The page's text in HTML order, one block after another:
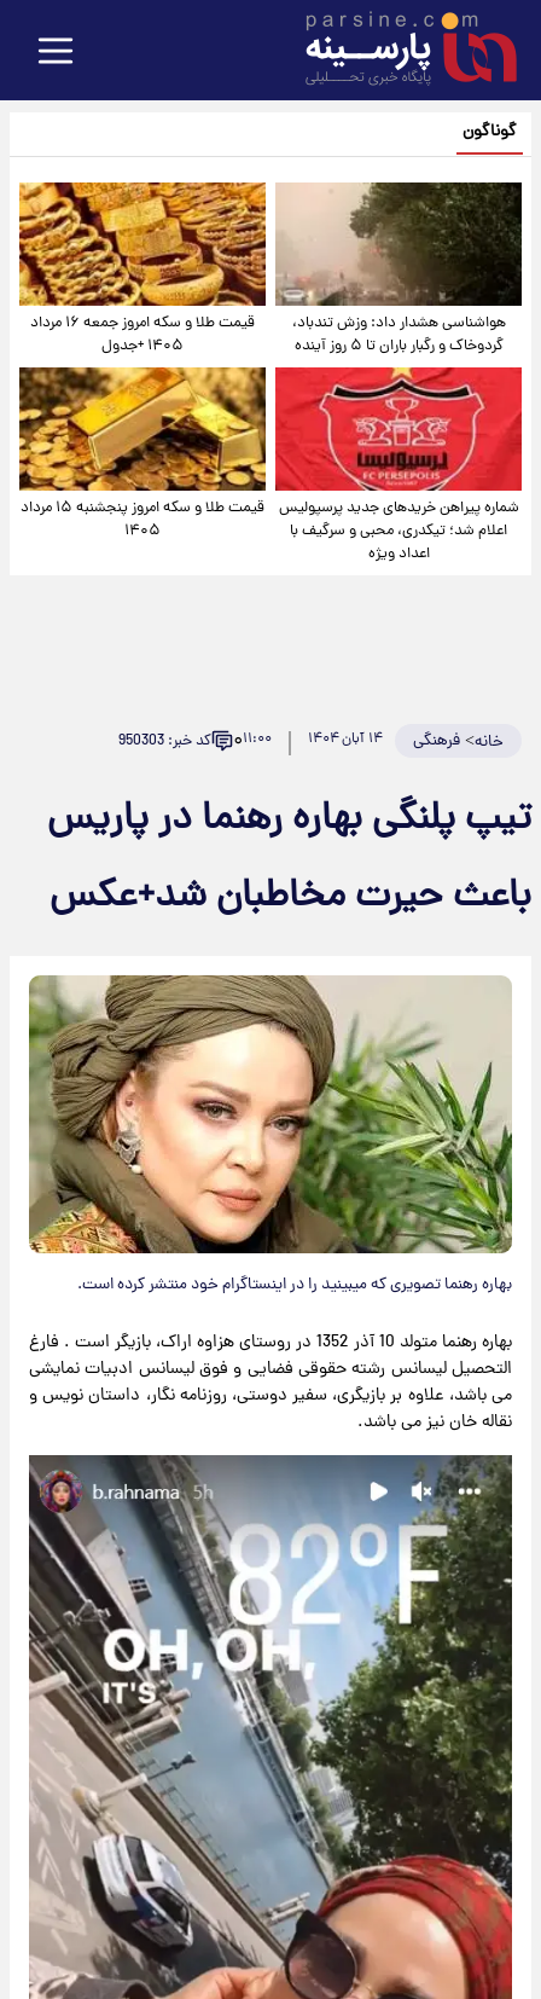
گوناگون
هواشناسی هشدار داد: وزش تندباد،
گردوخاک و رگبار باران تا ۵ روز آینده
قیمت طلا و سکه امروز جمعه ۱۶ مرداد
۱۴۰۵ +جدول
شماره پیراهن خریدهای جدید پرسپولیس
اعلام شد؛ تیکدری، محبی و سرگیف با
اعداد ویژه
قیمت طلا و سکه امروز پنجشنبه ۱۵ مرداد
۱۴۰۵
خانه>فرهنگی ۱۴ آبان ۱۴۰۴ ۱۱:۰۰۰ کد خبر: 950303
تیپ پلنگی بهاره رهنما در پاریس
باعث حیرت مخاطبان شد+عکس
بهاره رهنما تصویری که میبینید را در اینستاگرام خود منتشر کرده است.
بهاره رهنما متولد 10 آذر 1352 در روستای هزاوه اراک، بازیگر است . فارغ
التحصیل لیسانس رشته حقوقی فضایی و فوق لیسانس ادبیات نمایشی
می باشد، علاوه بر بازیگری، سفیر دوستی، روزنامه نگار، داستان نویس و
نقاله خان نیز می باشد.